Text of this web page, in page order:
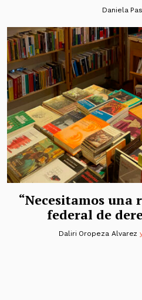
Daniela
“Necesitamos una
federal de
Daliri Oropeza Alvarez